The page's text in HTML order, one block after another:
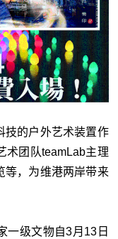
技的户外艺术装置作
术团队teamLab主理
等，为维港两岸带来
一级文物自3月13日